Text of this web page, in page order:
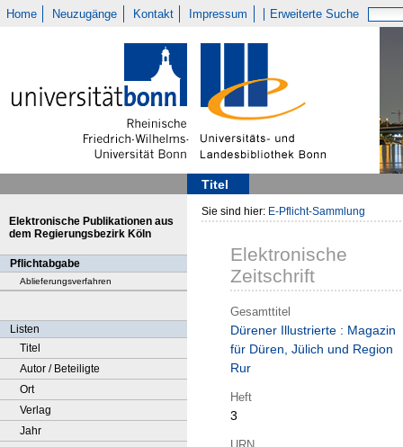
Home Neuzugänge Kontakt Impressum Erweiterte Suche
Titel
Elektronische Publikationen aus
dem Regierungsbezirk Köln
Pflichtabgabe
Ablieferungsverfahren
Listen
Titel
Autor / Beteiligte
Ort
Verlag
Jahr
Sie sind hier: E-Pflicht-Sammlung
Elektronische
Zeitschrift
Gesamttitel
Dürener Illustrierte : Magazin
für Düren, Jülich und Region
Rur
Heft
3